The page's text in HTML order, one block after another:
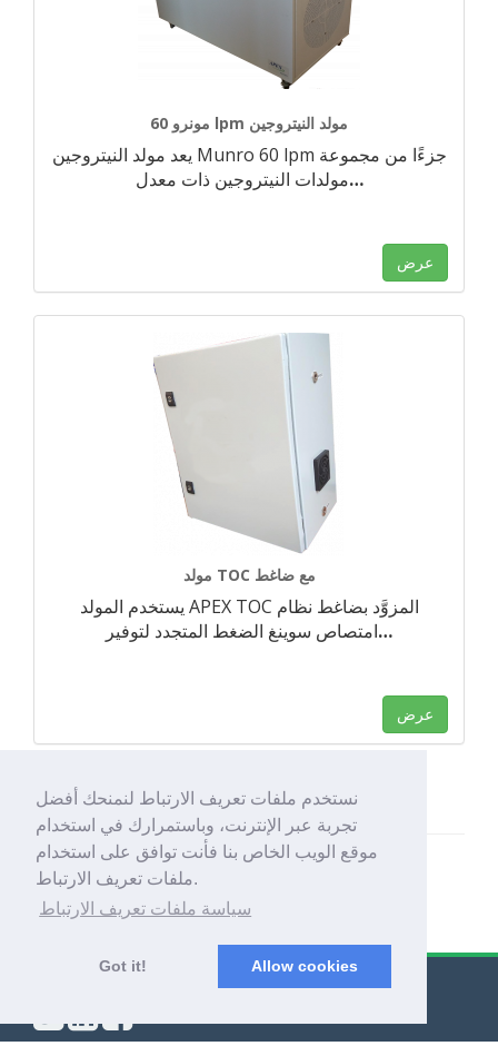
نستخدم ملفات تعريف الارتباط لنمنحك أفضل
تجربة عبر الإنترنت، وباستمرارك في استخدام
موقع الويب الخاص بنا فأنت توافق على استخدام
ملفات تعريف الارتباط.
سياسة ملفات تعريف الارتباط
Got it! Allow cookies
مونرو 60 lpm مولد النيتروجين
يعد مولد النيتروجين Munro 60 lpm جزءًا من مجموعة
مولدات النيتروجين ذات معدل…
عرض
مولد TOC مع ضاغط
يستخدم المولد APEX TOC المزوَّد بضاغط نظام
امتصاص سوينغ الضغط المتجدد لتوفير…
عرض
© Export Worldwide 2026